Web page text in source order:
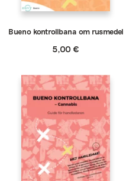
Bueno kontrollbana om rusmedel
5,00€